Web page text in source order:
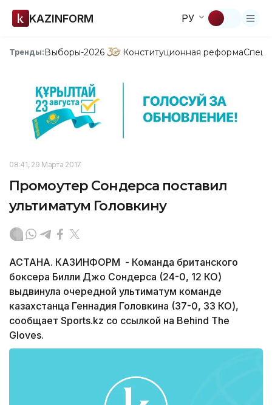
KAZINFORM РУ
Тренды:Выборы-2026 Конституционная реформа
08:41, 29 Марта 2017
Промоутер Сондерса поставил
ультиматум Головкину
АСТАНА. КАЗИНФОРМ - Команда британского
боксера Билли Джо Сондерса (24-0, 12 КО)
выдвинула очередной ультиматум команде
казахстанца Геннадия Головкина (37-0, 33 КО),
сообщает Sports.kz со ссылкой на Behind The
Gloves.